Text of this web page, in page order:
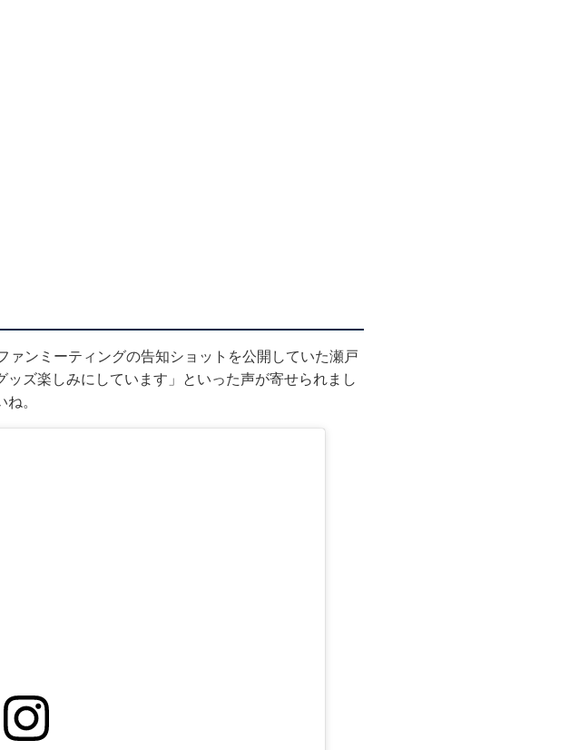
ンミーティングの告知ショットを公開していた瀬戸
ズ楽しみにしています」といった声が寄せられまし
。